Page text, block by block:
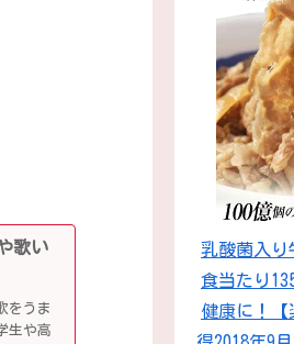
歌い
をうま
生や高
乳酸菌入
食当たり
健康に！【